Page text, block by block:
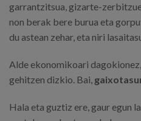
garrantzitsua, gizarte-
non berak bere burua eta
du astean zehar, eta niri
Alde ekonomikoari
gehitzen dizkio. Bai,
Hala eta guztiz ere, gaur egun